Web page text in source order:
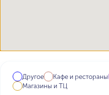
Другое Кафе и рестораны
Магазины и ТЦ